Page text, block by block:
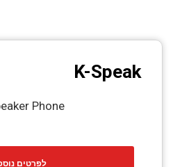
K-Speak
Phone
לפרטים